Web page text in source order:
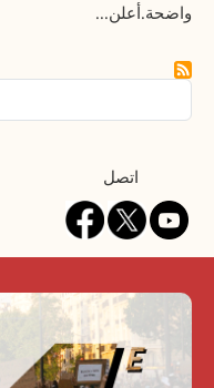
واضحة.أعلن...
بحث
Contactاتصل